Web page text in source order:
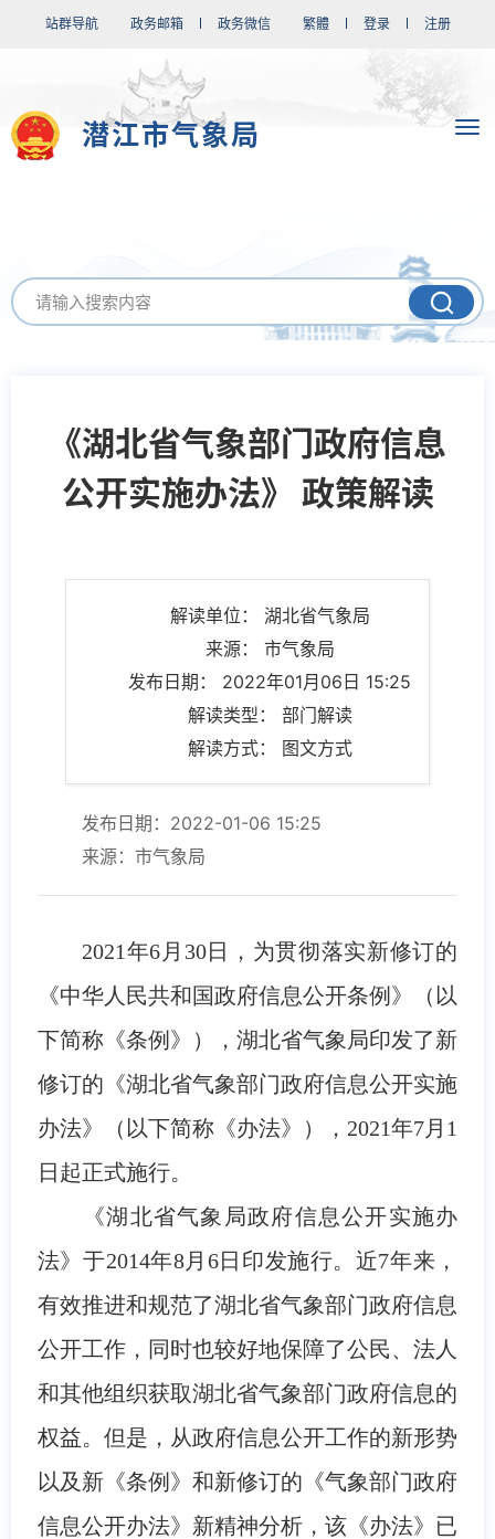
站群导航 政务邮箱 政务微信 繁體 登录 注册
潜江市气象局
《湖北省气象部门政府信息
公开实施办法》 政策解读
解读单位： 湖北省气象局
来源： 市气象局
发布日期： 2022年01月06日 15:25
解读类型： 部门解读
解读方式： 图文方式
发布日期：2022-01-06 15:25
来源：市气象局
2021年6月30日，为贯彻落实新修订的
《中华人民共和国政府信息公开条例》（以
下简称《条例》），湖北省气象局印发了新
修订的《湖北省气象部门政府信息公开实施
办法》（以下简称《办法》），2021年7月1
日起正式施行。
《湖北省气象局政府信息公开实施办
法》于2014年8月6日印发施行。近7年来，
有效推进和规范了湖北省气象部门政府信息
公开工作，同时也较好地保障了公民、法人
和其他组织获取湖北省气象部门政府信息的
权益。但是，从政府信息公开工作的新形势
以及新《条例》和新修订的《气象部门政府
信息公开办法》新精神分析，该《办法》已